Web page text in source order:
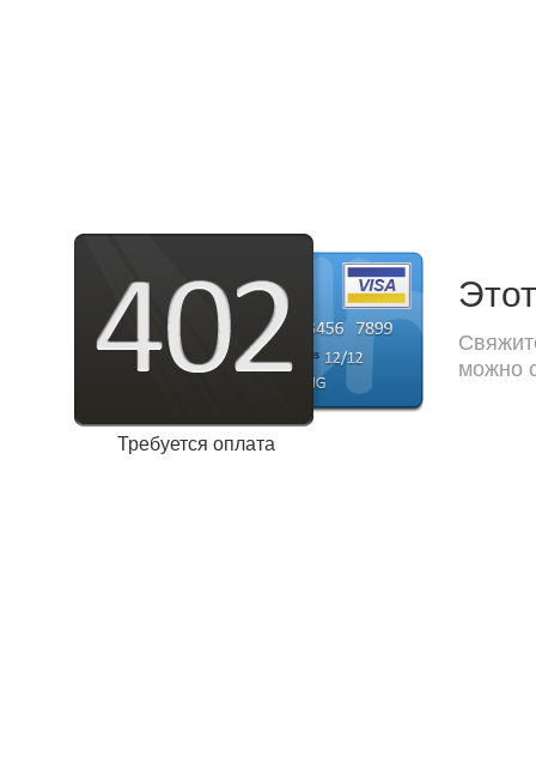
Требуется оплата
можно